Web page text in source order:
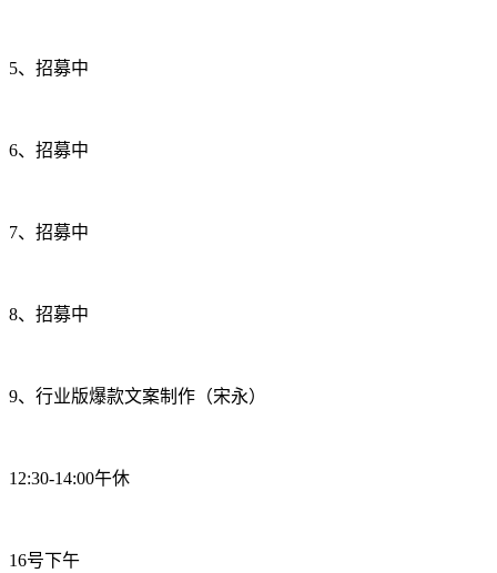
5、招募中
6、招募中
7、招募中
8、招募中
9、行业版爆款文案制作（宋永）
12:30-14:00午休
16号下午